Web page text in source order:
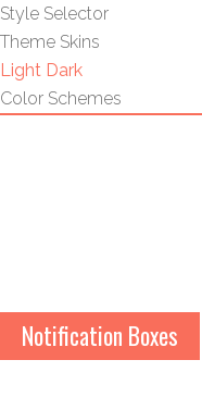
Style Selector
Theme Skins
Light Dark
Color Schemes
Notification Boxes